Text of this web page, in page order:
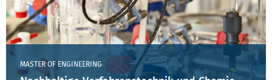
MASTER OF ENGINEERING